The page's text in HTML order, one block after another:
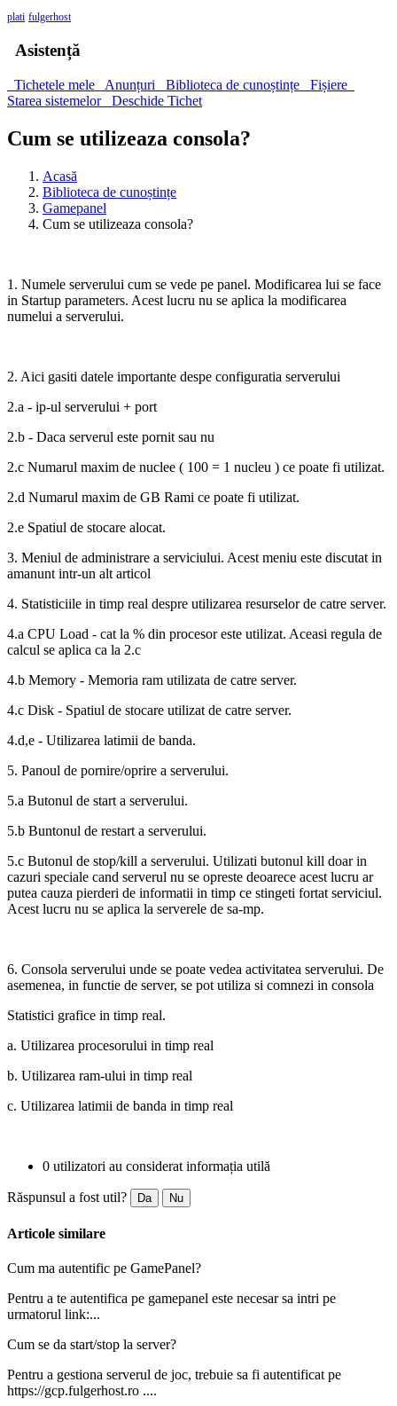
plati fulgerhost
Asistență
Tichetele mele Anunțuri Biblioteca de cunoștințe
Fișiere
Starea sistemelor
Deschide Tichet
Cum se utilizeaza consola?
Acasă
Biblioteca de cunoștințe
Gamepanel
Cum se utilizeaza consola?
1. Numele serverului cum se vede pe panel. Modificarea lui se face
in Startup parameters. Acest lucru nu se aplica la modificarea
numelui a serverului.
2. Aici gasiti datele importante despe configuratia serverului
2.a - ip-ul serverului + port
2.b - Daca serverul este pornit sau nu
2.c Numarul maxim de nuclee ( 100 = 1 nucleu ) ce poate fi utilizat.
2.d Numarul maxim de GB Rami ce poate fi utilizat.
2.e Spatiul de stocare alocat.
3. Meniul de administrare a serviciului. Acest meniu este discutat in
amanunt intr-un alt articol
4. Statisticiile in timp real despre utilizarea resurselor de catre server.
4.a CPU Load - cat la % din procesor este utilizat. Aceasi regula de
calcul se aplica ca la 2.c
4.b Memory - Memoria ram utilizata de catre server.
4.c Disk - Spatiul de stocare utilizat de catre server.
4.d,e - Utilizarea latimii de banda.
5. Panoul de pornire/oprire a serverului.
5.a Butonul de start a serverului.
5.b Buntonul de restart a serverului.
5.c Butonul de stop/kill a serverului. Utilizati butonul kill doar in
cazuri speciale cand serverul nu se opreste deoarece acest lucru ar
putea cauza pierderi de informatii in timp ce stingeti fortat serviciul.
Acest lucru nu se aplica la serverele de sa-mp.
6. Consola serverului unde se poate vedea activitatea serverului. De
asemenea, in functie de server, se pot utiliza si comnezi in consola
Statistici grafice in timp real.
a. Utilizarea procesorului in timp real
b. Utilizarea ram-ului in timp real
c. Utilizarea latimii de banda in timp real
0 utilizatori au considerat informația utilă
Răspunsul a fost util? Da Nu
Articole similare
Cum ma autentific pe GamePanel?
Pentru a te autentifica pe gamepanel este necesar sa intri pe
urmatorul link:...
Cum se da start/stop la server?
Pentru a gestiona serverul de joc, trebuie sa fi autentificat pe
https://gcp.fulgerhost.ro ....